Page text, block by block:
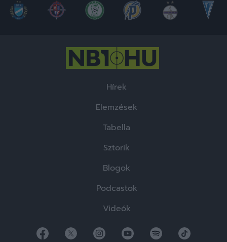
Hírek
Elemzések
Tabella
Sztorik
Blogok
Podcastok
Videók